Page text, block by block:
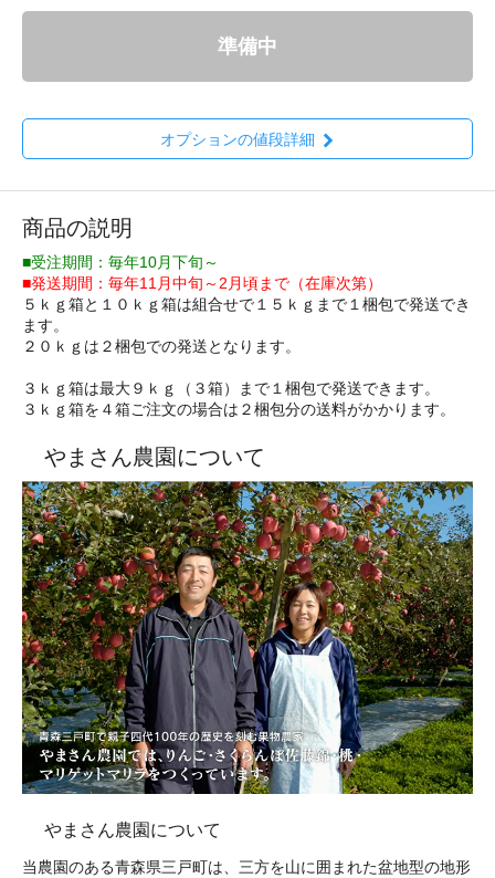
準備中
オプションの値段詳細
商品の説明
■受注期間：毎年10月下旬～
■発送期間：毎年11月中旬～2月頃まで（在庫次第）
５ｋｇ箱と１０ｋｇ箱は組合せで１５ｋｇまで１梱包で発送でき
ます。
２０ｋｇは２梱包での発送となります。
３ｋｇ箱は最大９ｋｇ（３箱）まで１梱包で発送できます。
３ｋｇ箱を４箱ご注文の場合は２梱包分の送料がかかります。
やまさん農園について
やまさん農園について
当農園のある青森県三戸町は、三方を山に囲まれた盆地型の地形